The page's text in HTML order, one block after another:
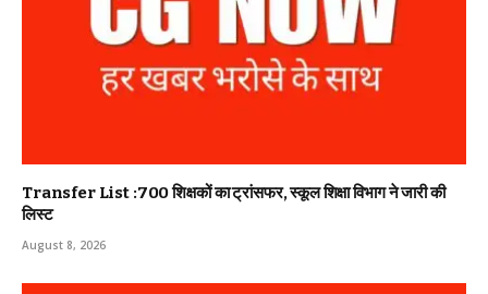
Transfer List :700 शिक्षकों का ट्रांसफर, स्कूल शिक्षा विभाग ने जारी की
लिस्ट
August 8, 2026